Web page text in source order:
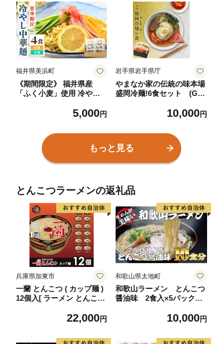
短 簡単調理 セット 大容量
夏 自宅 ランチ 昼ごはん 冷
やし麺 定番 麺 めん 麺類
本格麺 No.632
福井県美浜町
《期間限定》 福井県産
「ふく小麦」使用 冷やし
ープ付 【 中華 ざる中華 麺
単 時短料理 】[m04-a013]
5,000円
岩手県岩手県庁
やまなか家の伝統の味本場
盛岡冷麺!6食セット (G-0
10,000円
もっと見る
とんこつラーメンの返礼品
兵庫県加東市
一蘭 とんこつ ( カップ麺 )
12個入[ ラーメン とんこつ
多ラーメン カップラーメ
22,000円
和歌山県太地町
和歌山ラーメン とんこつ
醤油味 2食入×5パックセ
10,000円